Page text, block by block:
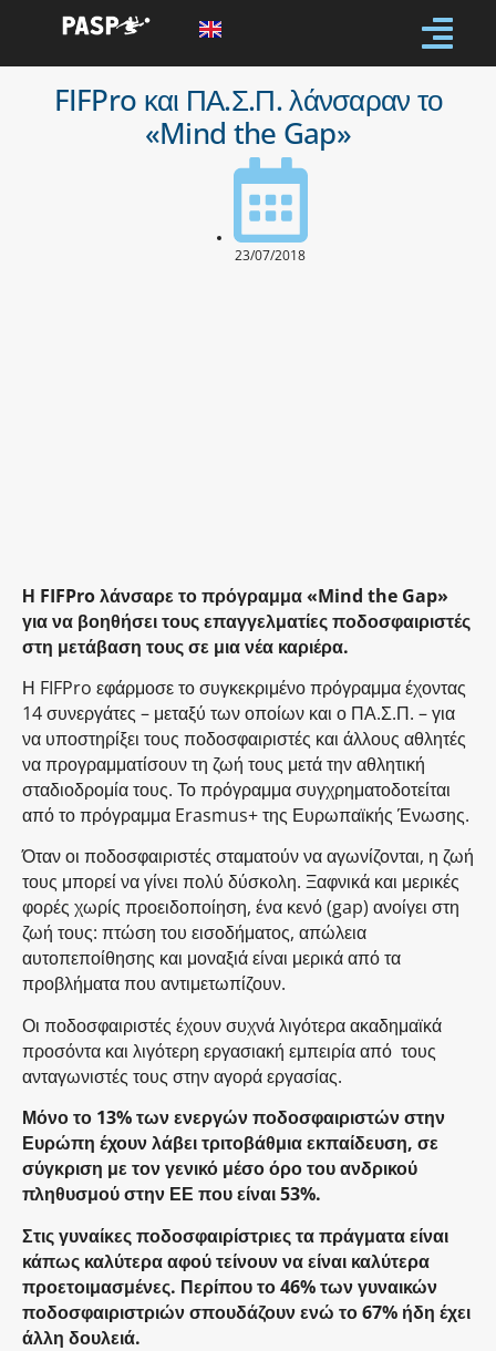
FIFPro και ΠΑ.Σ.Π. λάνσαραν το
«Mind the Gap»
23/07/2018
Η FIFPro λάνσαρε το πρόγραμμα «Mind the Gap»
για να βοηθήσει τους επαγγελματίες ποδοσφαιριστές
στη μετάβαση τους σε μια νέα καριέρα.
Η FIFPro εφάρμοσε το συγκεκριμένο πρόγραμμα έχοντας
14 συνεργάτες – μεταξύ των οποίων και ο ΠΑ.Σ.Π. – για
να υποστηρίξει τους ποδοσφαιριστές και άλλους αθλητές
να προγραμματίσουν τη ζωή τους μετά την αθλητική
σταδιοδρομία τους. Το πρόγραμμα συγχρηματοδοτείται
από το πρόγραμμα Erasmus+ της Ευρωπαϊκής Ένωσης.
Όταν οι ποδοσφαιριστές σταματούν να αγωνίζονται, η ζωή
τους μπορεί να γίνει πολύ δύσκολη. Ξαφνικά και μερικές
φορές χωρίς προειδοποίηση, ένα κενό (gap) ανοίγει στη
ζωή τους: πτώση του εισοδήματος, απώλεια
αυτοπεποίθησης και μοναξιά είναι μερικά από τα
προβλήματα που αντιμετωπίζουν.
Οι ποδοσφαιριστές έχουν συχνά λιγότερα ακαδημαϊκά
προσόντα και λιγότερη εργασιακή εμπειρία από τους
ανταγωνιστές τους στην αγορά εργασίας.
Μόνο το 13% των ενεργών ποδοσφαιριστών στην
Ευρώπη έχουν λάβει τριτοβάθμια εκπαίδευση, σε
σύγκριση με τον γενικό μέσο όρο του ανδρικού
πληθυσμού στην ΕΕ που είναι 53%.
Στις γυναίκες ποδοσφαιρίστριες τα πράγματα είναι
κάπως καλύτερα αφού τείνουν να είναι καλύτερα
προετοιμασμένες. Περίπου το 46% των γυναικών
ποδοσφαιριστριών σπουδάζουν ενώ το 67% ήδη έχει
άλλη δουλειά.